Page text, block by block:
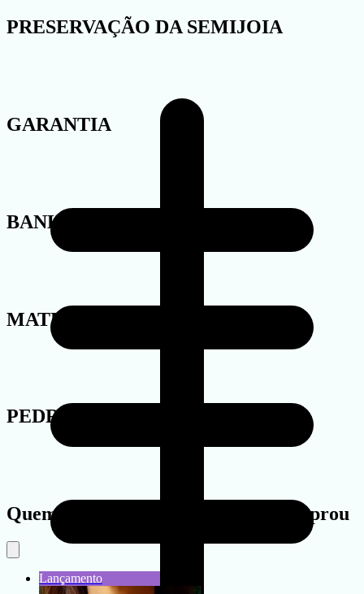
PRESERVAÇÃO DA SEMIJOIA
GARANTIA
BANHO
MATERIAL
PEDRA
Quem viu este produto também comprou